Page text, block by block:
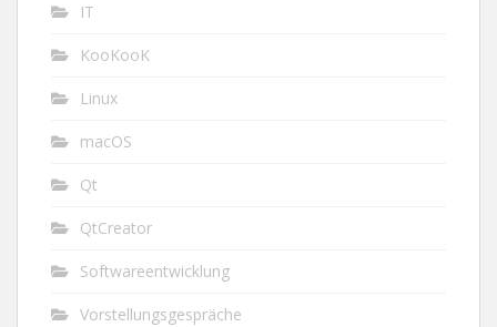
IT
KooKooK
Linux
macOS
Qt
QtCreator
Softwareentwicklung
Vorstellungsgespräche